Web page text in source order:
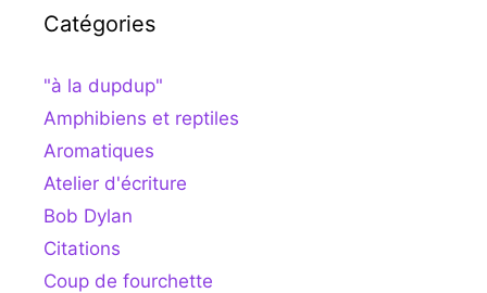
Catégories
"à la dupdup"
Amphibiens et reptiles
Aromatiques
Atelier d'écriture
Bob Dylan
Citations
Coup de fourchette